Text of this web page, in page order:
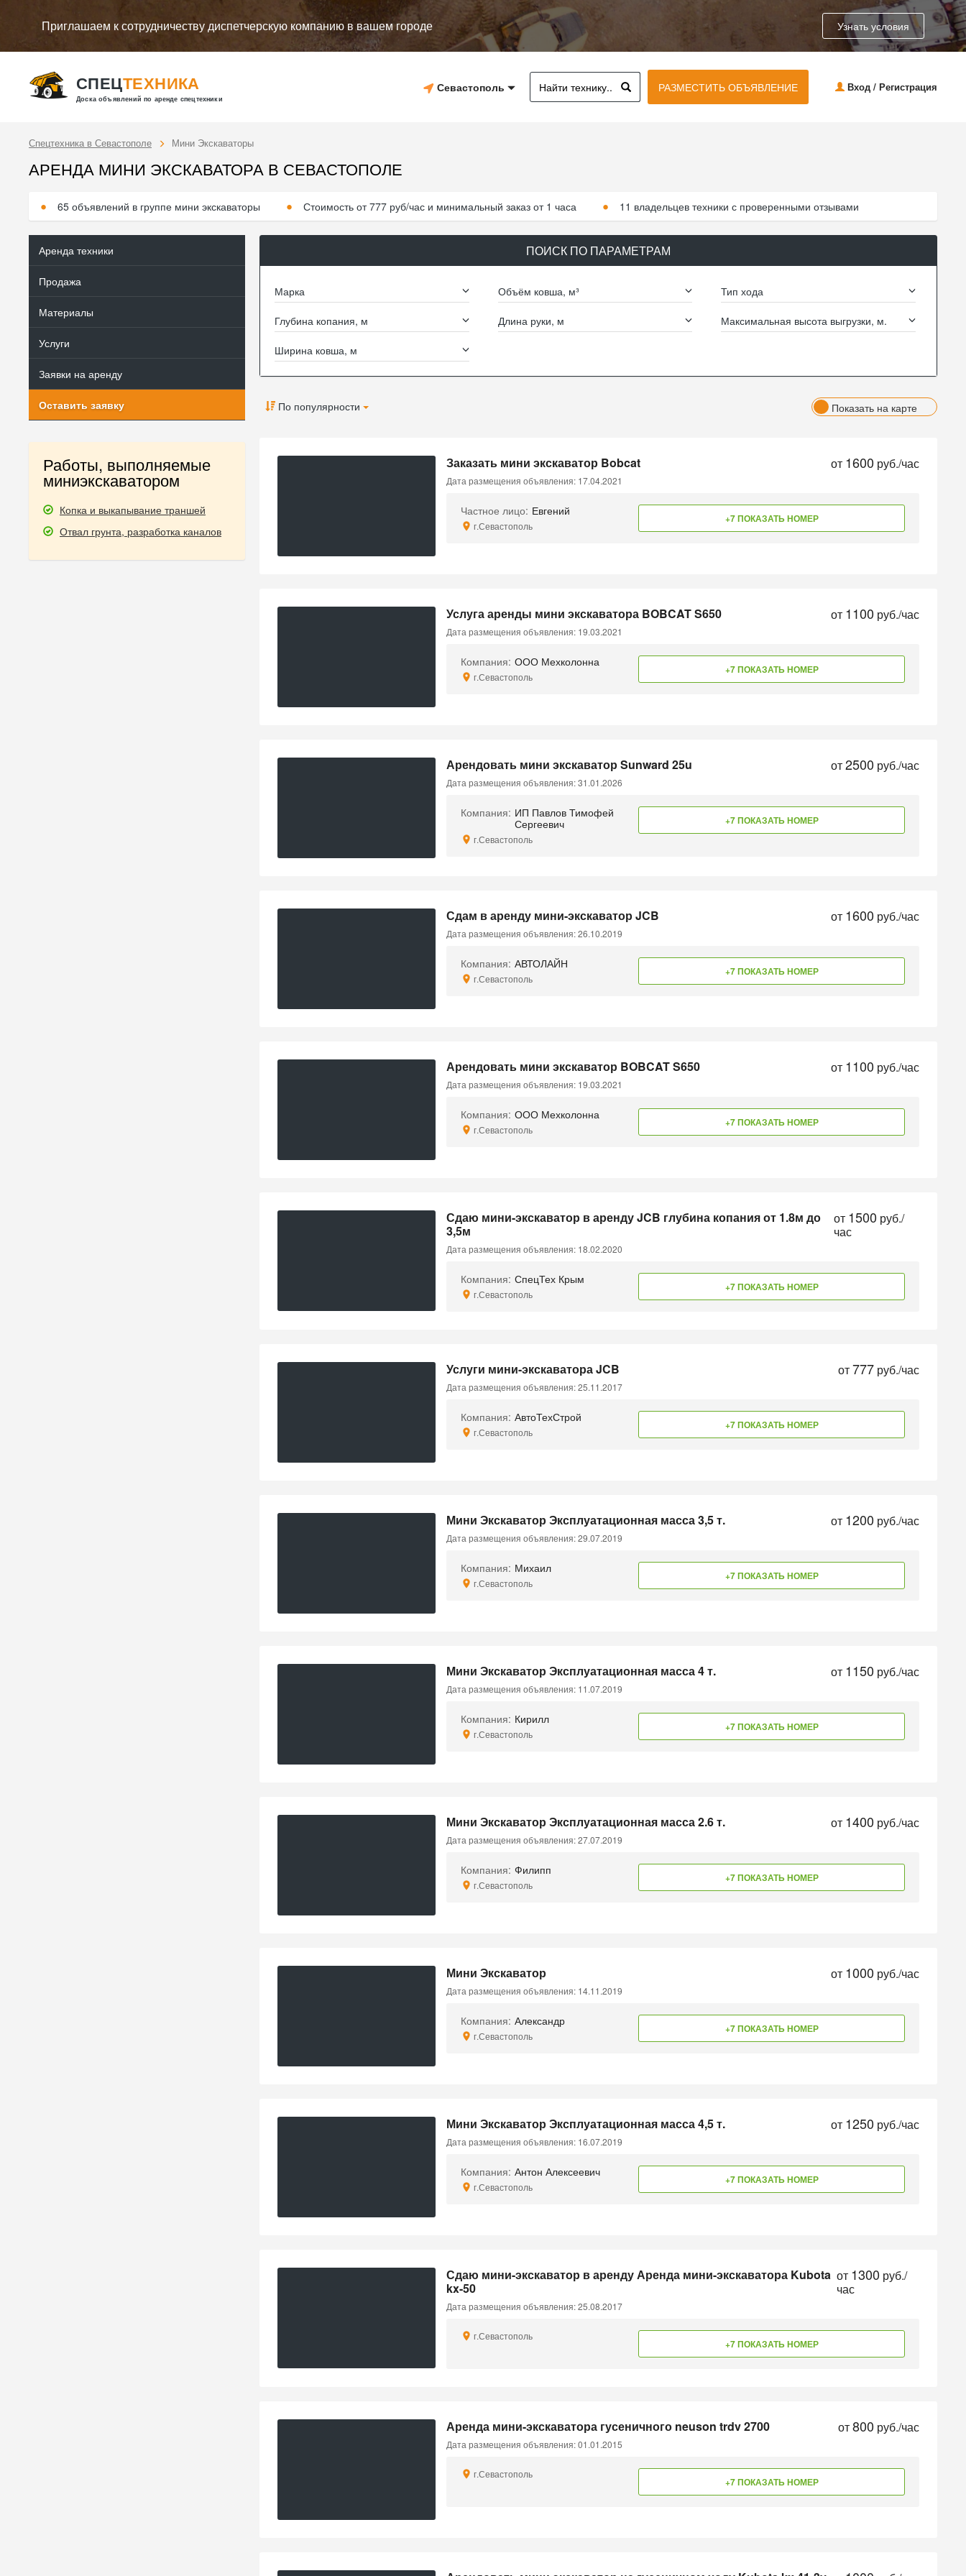
Приглашаем к сотрудничеству диспетчерскую компанию в вашем городе Узнать условия
СПЕЦТЕХНИКА
Доска объявлений по аренде спецтехники
Севастополь РАЗМЕСТИТЬ ОБЪЯВЛЕНИЕ Вход / Регистрация
Спецтехника в Севастополе Мини Экскаваторы
АРЕНДА МИНИ ЭКСКАВАТОРА В СЕВАСТОПОЛЕ
65 объявлений в группе мини экскаваторы Стоимость от 777 руб/час и минимальный заказ от 1 часа 11 владельцев техники с проверенными отзывами
Аренда техники
Продажа
Материалы
Услуги
Заявки на аренду
Оставить заявку
Работы, выполняемые
миниэкскаватором
Копка и выкапывание траншей
Отвал грунта, разработка каналов
ПОИСК ПО ПАРАМЕТРАМ
Марка Объём ковша, м³ Тип хода
Глубина копания, м Длина руки, м Максимальная высота выгрузки, м.
Ширина ковша, м
По популярности Показать на карте
Заказать мини экскаватор Bobcat от 1600 руб./час
Дата размещения объявления: 17.04.2021
Частное лицо: Евгений
г.Севастополь
+7 ПОКАЗАТЬ НОМЕР
Услуга аренды мини экскаватора BOBCAT S650 от 1100 руб./час
Дата размещения объявления: 19.03.2021
Компания: ООО Мехколонна
г.Севастополь
+7 ПОКАЗАТЬ НОМЕР
Арендовать мини экскаватор Sunward 25u от2500 руб./час
Дата размещения объявления: 31.01.2026
Компания: ИП Павлов Тимофей
Сергеевич
г.Севастополь
+7 ПОКАЗАТЬ НОМЕР
Сдам в аренду мини-экскаватор JCB от 1600 руб./час
Дата размещения объявления: 26.10.2019
Компания: АВТОЛАЙН
г.Севастополь
+7 ПОКАЗАТЬ НОМЕР
Арендовать мини экскаватор BOBCAT S650 от 1100 руб./час
Дата размещения объявления: 19.03.2021
Компания: ООО Мехколонна
г.Севастополь
+7 ПОКАЗАТЬ НОМЕР
Сдаю мини-экскаватор в аренду JCB глубина копания от 1.8м до
3,5м
от 1500 руб./
час
Дата размещения объявления: 18.02.2020
Компания: СпецТех Крым
г.Севастополь
+7 ПОКАЗАТЬ НОМЕР
Услуги мини-экскаватора JCB от777 руб./час
Дата размещения объявления: 25.11.2017
Компания: АвтоТехСтрой
г.Севастополь
+7 ПОКАЗАТЬ НОМЕР
Мини Экскаватор Эксплуатационная масса 3,5 т. от 1200 руб./час
Дата размещения объявления: 29.07.2019
Компания: Михаил
г.Севастополь
+7 ПОКАЗАТЬ НОМЕР
Мини Экскаватор Эксплуатационная масса 4 т. от 1150 руб./час
Дата размещения объявления: 11.07.2019
Компания: Кирилл
г.Севастополь
+7 ПОКАЗАТЬ НОМЕР
Мини Экскаватор Эксплуатационная масса 2.6 т. от 1400 руб./час
Дата размещения объявления: 27.07.2019
Компания: Филипп
г.Севастополь
+7 ПОКАЗАТЬ НОМЕР
Мини Экскаватор от 1000 руб./час
Дата размещения объявления: 14.11.2019
Компания: Александр
г.Севастополь
+7 ПОКАЗАТЬ НОМЕР
Мини Экскаватор Эксплуатационная масса 4,5 т. от 1250 руб./час
Дата размещения объявления: 16.07.2019
Компания: Антон Алексеевич
г.Севастополь
+7 ПОКАЗАТЬ НОМЕР
Сдаю мини-экскаватор в аренду Аренда мини-экскаватора Kubota
kx-50
от 1300 руб./
час
Дата размещения объявления: 25.08.2017
г.Севастополь
+7 ПОКАЗАТЬ НОМЕР
Аренда мини-экскаватора гусеничного neuson trdv 2700 от800 руб./час
Дата размещения объявления: 01.01.2015
г.Севастополь
+7 ПОКАЗАТЬ НОМЕР